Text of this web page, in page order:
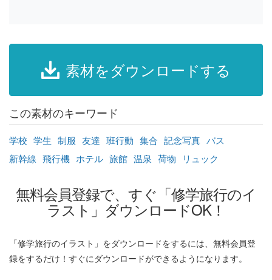
素材をダウンロードする
この素材のキーワード
学校 学生 制服 友達 班行動 集合 記念写真 バス
新幹線 飛行機 ホテル 旅館 温泉 荷物 リュック
無料会員登録で、すぐ「修学旅行のイ
ラスト」ダウンロードOK！
「修学旅行のイラスト」をダウンロードをするには、無料会員登
録をするだけ！すぐにダウンロードができるようになります。